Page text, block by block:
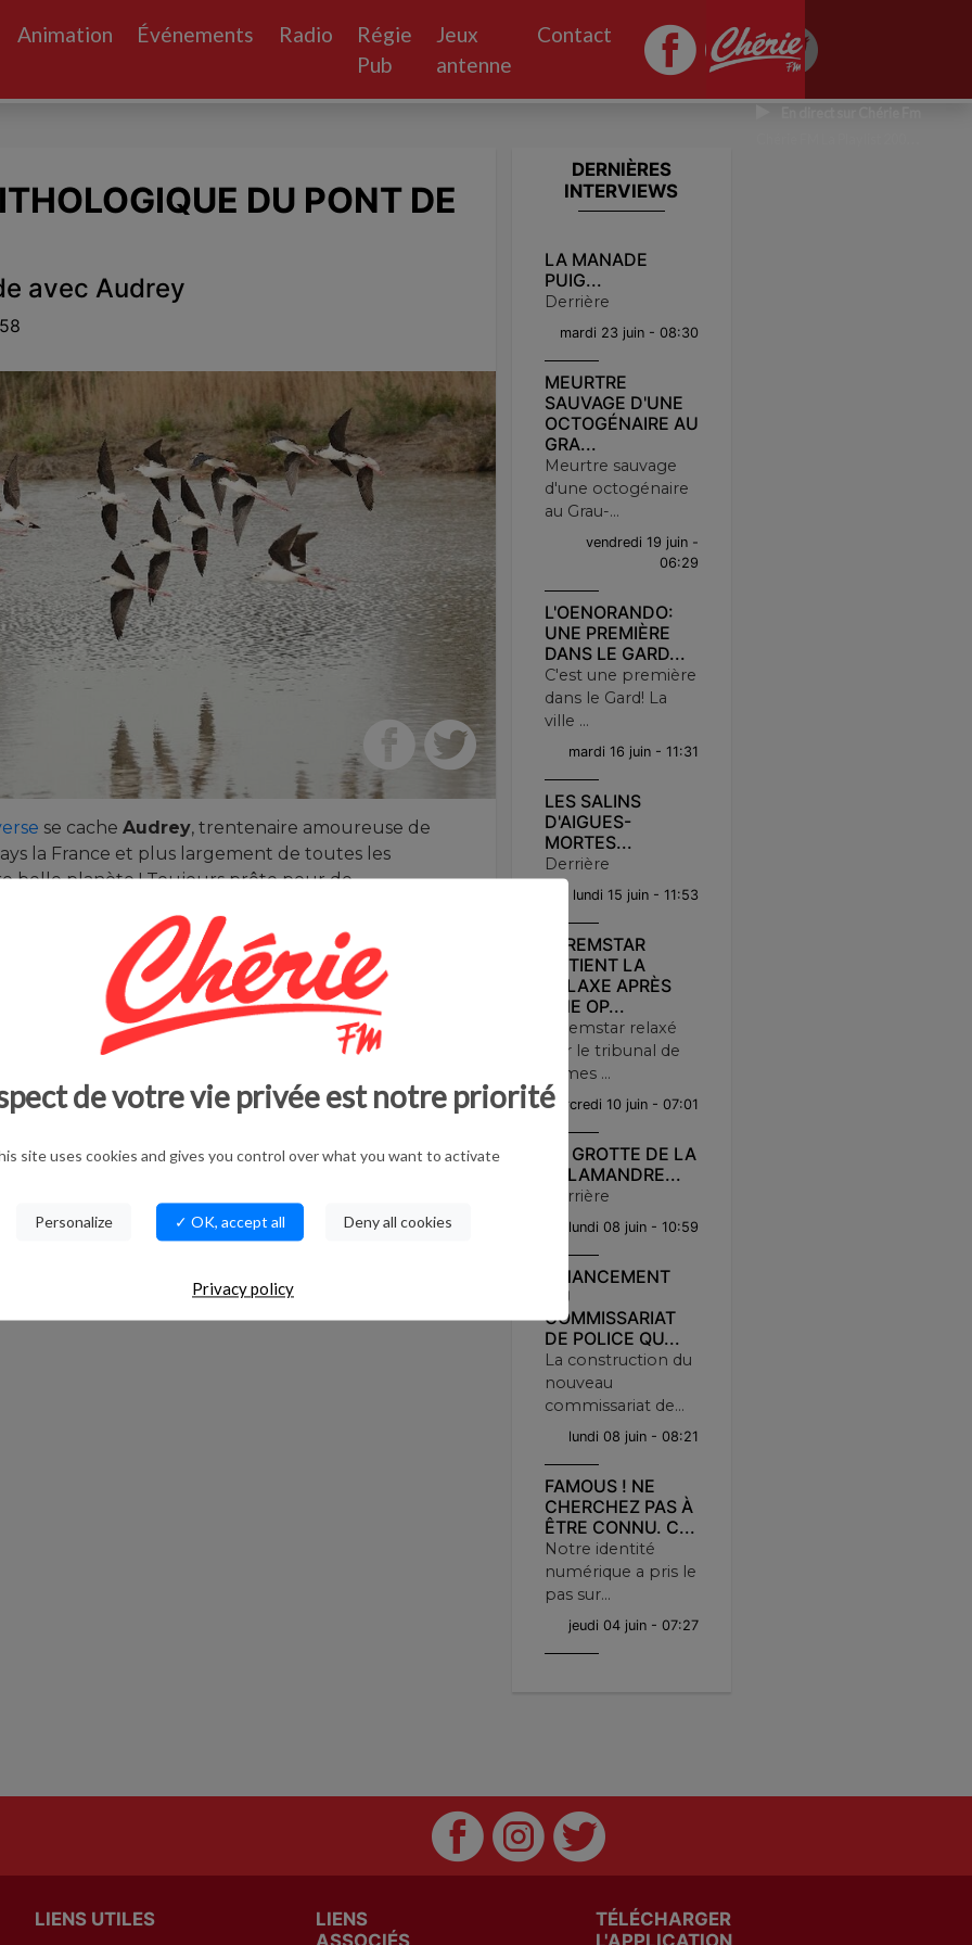
Animation Événements Radio
Régie
Pub
Jeux
antenne
Contact
DU PONT DE
avec Audrey
se cache Audrey, trentenaire amoureuse de
la France et plus largement de toutes les
belle planète ! Toujours prête pour de
j’aime partager mes découvertes et mes
me passionnent tout autant que les grands
DERNIÈRES
INTERVIEWS
LA MANADE
PUIG...
Derrière
mardi 23 juin - 08:30
MEURTRE
SAUVAGE D'UNE
OCTOGÉNAIRE AU
GRA...
Meurtre sauvage
d'une octogénaire
au Grau-...
vendredi 19 juin -
06:29
L'OENORANDO:
UNE PREMIÈRE
DANS LE GARD...
C'est une première
dans le Gard! La
ville ...
mardi 16 juin - 11:31
LES SALINS
D'AIGUES-
MORTES...
Derrière
lundi 15 juin - 11:53
JEREMSTAR
OBTIENT LA
RELAXE APRÈS
UNE OP...
Jeremstar relaxé
par le tribunal de
Nîmes ...
mercredi 10 juin - 07:01
LA GROTTE DE LA
SALAMANDRE...
Derrière
lundi 08 juin - 10:59
FINANCEMENT
DU
COMMISSARIAT
DE POLICE QU...
La construction du
nouveau
commissariat de...
lundi 08 juin - 08:21
FAMOUS ! NE
CHERCHEZ PAS À
ÊTRE CONNU. C...
Notre identité
numérique a pris le
pas sur...
jeudi 04 juin - 07:27
LIENS UTILES
LIENS
TÉLÉCHARGER
de votre vie privée est notre priorité
site uses cookies and gives you control over what you want to activate
Personalize ✓ OK, accept all Deny all cookies
Privacy policy